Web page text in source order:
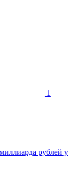
1
рублей у